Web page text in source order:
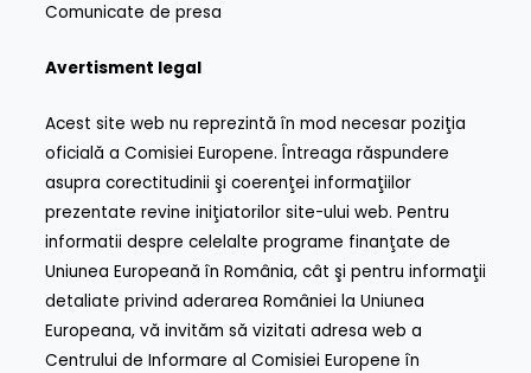
Comunicate de presa
Avertisment legal
Acest site web nu reprezintă în mod necesar poziţia
oficială a Comisiei Europene. Întreaga răspundere
asupra corectitudinii şi coerenţei informaţiilor
prezentate revine iniţiatorilor site-ului web. Pentru
informatii despre celelalte programe finanţate de
Uniunea Europeană în România, cât şi pentru informaţii
detaliate privind aderarea României la Uniunea
Europeana, vă invităm să vizitati adresa web a
Centrului de Informare al Comisiei Europene în